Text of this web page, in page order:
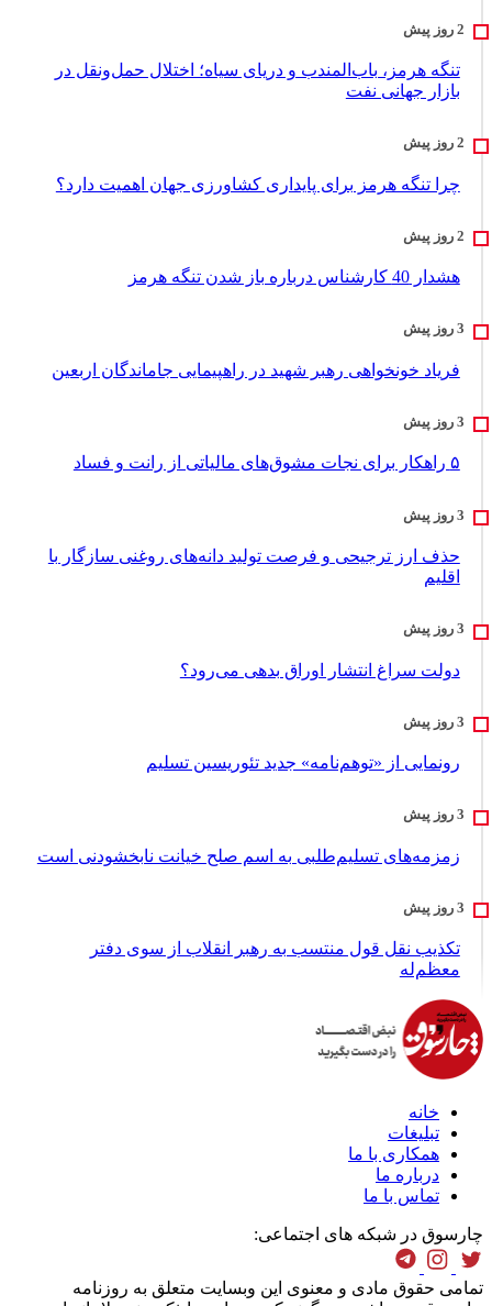
تنگه هرمز، باب‌المندب و دریای سیاه؛ اختلال حمل‌ونقل در
بازار جهانی نفت
چرا تنگه هرمز برای پایداری کشاورزی جهان اهمیت دارد؟
هشدار 40 کارشناس درباره باز شدن تنگه هرمز
فریاد خونخواهی رهبر شهید در راهپیمایی جاماندگان اربعین
۵ راهکار برای نجات مشوق‌های مالیاتی از رانت و فساد
حذف ارز ترجیحی و فرصت تولید دانه‌های روغنی سازگار با
اقلیم
دولت سراغ انتشار اوراق بدهی می‌رود؟
رونمایی از «توهم‌نامه» جدید تئور‌یسین تسلیم
زمزمه‌های تسلیم‌طلبی به اسم صلح خیانت نابخشودنی است
تکذیب نقل قول منتسب به رهبر انقلاب از سوی دفتر
معظم‌له
خانه
تبلیغات
همکاری با ما
درباره ما
تماس با ما
چارسوق در شبکه های اجتماعی:
تمامی حقوق مادی و معنوی این وبسایت متعلق به روزنامه